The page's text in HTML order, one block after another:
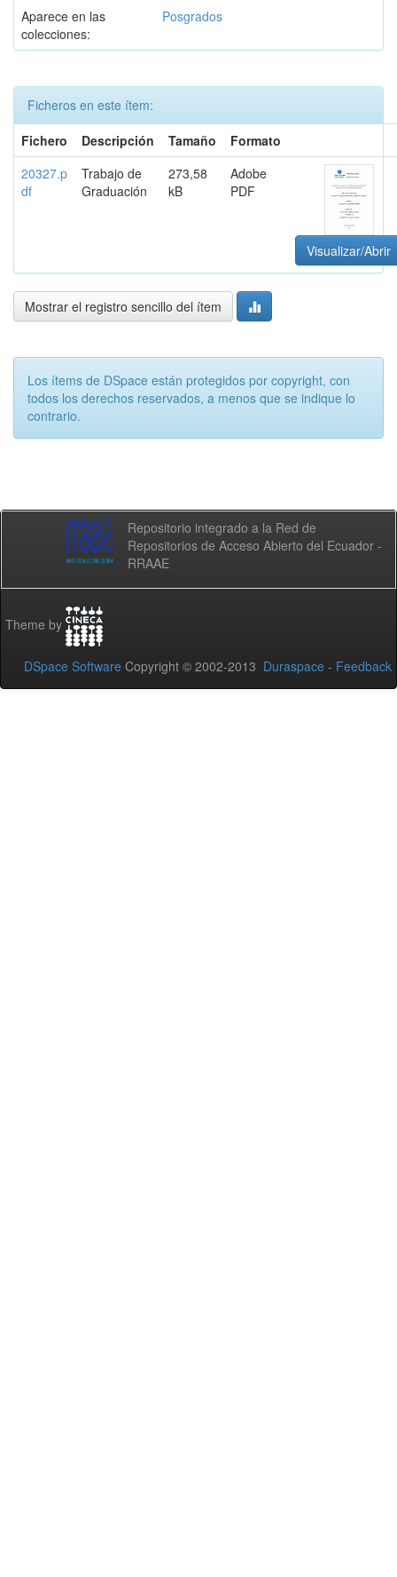
Aparece en las
colecciones:
Posgrados
Ficheros en este ítem:
Fichero
Descripción Tamaño
Formato
20327.p
df
Trabajo de
Graduación
273,58
kB
Adobe
PDF
Visualizar/Abrir
Mostrar el registro sencillo del ítem
Los ítems de DSpace están protegidos por copyright, con
todos los derechos reservados, a menos que se indique lo
contrario.
Repositorio integrado a la Red de
Repositorios de Acceso Abierto del Ecuador -
RRAAE
Theme by
DSpace Software Copyright © 2002-2013 Duraspace - Feedback